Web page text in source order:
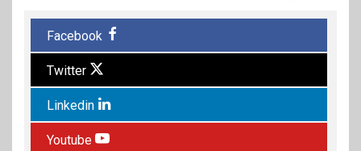
Facebook
Twitter
Linkedin
Youtube